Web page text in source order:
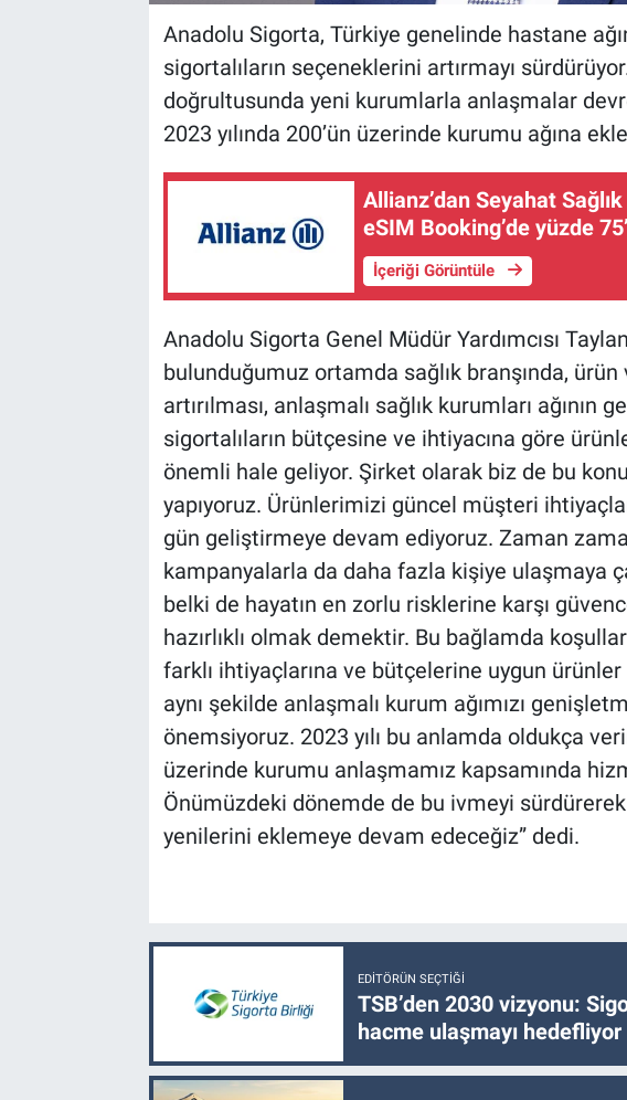
Anadolu Sigorta, Türkiye genelinde hastane
sigortalıların seçeneklerini artırmayı
doğrultusunda yeni kurumlarla anlaşmalar
2023 yılında 200’ün üzerinde kurumu ağına
Allianz’dan Seyahat
eSIM Booking’de yüzde
İçeriği Görüntüle
Anadolu Sigorta Genel Müdür Yardımcısı
bulunduğumuz ortamda sağlık branşında,
artırılması, anlaşmalı sağlık kurumları ağının
sigortalıların bütçesine ve ihtiyacına göre
önemli hale geliyor. Şirket olarak biz de bu
yapıyoruz. Ürünlerimizi güncel müşteri
gün geliştirmeye devam ediyoruz. Zaman
kampanyalarla da daha fazla kişiye ulaşmaya
belki de hayatın en zorlu risklerine karşı
hazırlıklı olmak demektir. Bu bağlamda
farklı ihtiyaçlarına ve bütçelerine uygun
aynı şekilde anlaşmalı kurum ağımızı
önemsiyoruz. 2023 yılı bu anlamda oldukça
üzerinde kurumu anlaşmamız kapsamında
Önümüzdeki dönemde de bu ivmeyi sürdürerek
yenilerini eklemeye devam edeceğiz” dedi.
EDITÖRÜN SEÇTIĞI
TSB’den 2030 vizyonu:
hacme ulaşmayı hedefliyor